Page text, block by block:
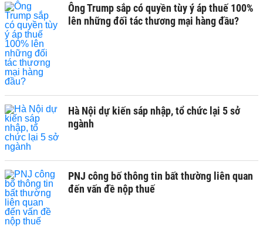
Ông Trump sắp có quyền tùy ý áp thuế 100%
lên những đối tác thương mại hàng đầu?
Hà Nội dự kiến sáp nhập, tổ chức lại 5 sở
ngành
PNJ công bố thông tin bất thường liên quan
đến vấn đề nộp thuế